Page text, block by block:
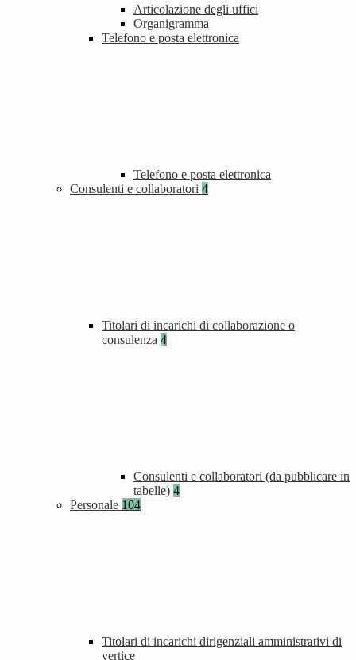
Articolazione degli uffici
Organigramma
Telefono e posta elettronica
Telefono e posta elettronica
Consulenti e collaboratori 4
Titolari di incarichi di collaborazione o
consulenza 4
Consulenti e collaboratori (da pubblicare in
tabelle) 4
Personale 104
Titolari di incarichi dirigenziali amministrativi di
vertice